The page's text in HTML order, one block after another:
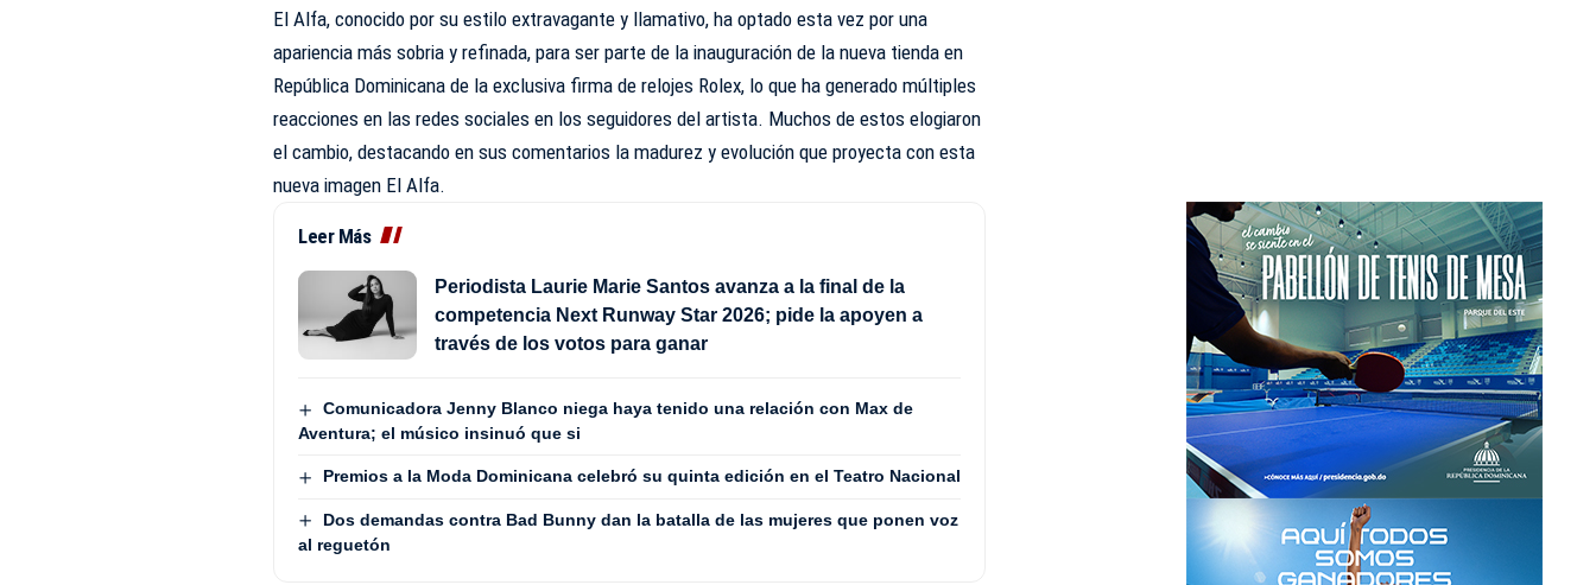
El Alfa, conocido por su estilo extravagante y llamativo, ha optado esta vez por una
apariencia más sobria y refinada, para ser parte de la inauguración de la nueva tienda en
República Dominicana de la exclusiva firma de relojes Rolex, lo que ha generado múltiples
reacciones en las redes sociales en los seguidores del artista. Muchos de estos elogiaron
el cambio, destacando en sus comentarios la madurez y evolución que proyecta con esta
nueva imagen El Alfa.
Leer Más
Periodista Laurie Marie Santos avanza a la final de la
competencia Next Runway Star 2026; pide la apoyen a
través de los votos para ganar
Comunicadora Jenny Blanco niega haya tenido una relación con Max de
Aventura; el músico insinuó que si
Premios a la Moda Dominicana celebró su quinta edición en el Teatro Nacional
Dos demandas contra Bad Bunny dan la batalla de las mujeres que ponen voz
al reguetón